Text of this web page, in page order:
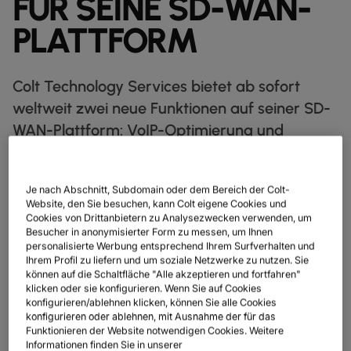
globe_book IP‑TRANSIT
ENTDECKEN
DATENBLÄTTER
handshake UNSERE PARTNER
GROSSHANDEL & HYPERSCALER
DIGITALE
GLOBALE PLATTFORM
Wir vereinen Ihr digitales Ökosystem in einer sicheren, intelligenten
Plattform.
DIENSTLEISTUNGEN
REALE ERGEBNISSE
Intelligente Lösungen, die das Verbinden, Skalieren und Wachsen
NETZWERK SPRACHE & UC
SICHERHEIT
INFRASTRUKTURNETZDIENSTE
DUNKLE GLASFASER
UNSER NETZWERK PARTNER ESG UNSER TEAM
UNSER NETZWERK
RESSOURCEN
PLATTFORM
Colt Technology Services bietet ab sofort
weltweit zwei neue Funktionen auf seiner SD-
WAN-Plattform: VoIP-Optimierung und
Nachfrage nach Netzwerklösungen, die
Unternehmen derzeit weltweit erleben.
Ausgelöst vom massenhaften Arbeiten aus
dem Homeoffice und immer mehr
Endgeräten, die Zugriff auf ohnehin schon
ausgelastete Netzwerke erfordern.
Je nach Abschnitt, Subdomain oder dem Bereich der Colt-
Website, den Sie besuchen, kann Colt eigene Cookies und
Cookies von Drittanbietern zu Analysezwecken verwenden, um
Besucher in anonymisierter Form zu messen, um Ihnen
personalisierte Werbung entsprechend Ihrem Surfverhalten und
Ihrem Profil zu liefern und um soziale Netzwerke zu nutzen. Sie
können auf die Schaltfläche "Alle akzeptieren und fortfahren"
klicken oder sie konfigurieren. Wenn Sie auf Cookies
konfigurieren/ablehnen klicken, können Sie alle Cookies
konfigurieren oder ablehnen, mit Ausnahme der für das
Funktionieren der Website notwendigen Cookies. Weitere
Informationen finden Sie in unserer